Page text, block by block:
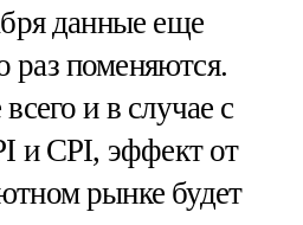
данные еще
раз поменяются.
и в случае с
и CPI, эффект от
рынке будет